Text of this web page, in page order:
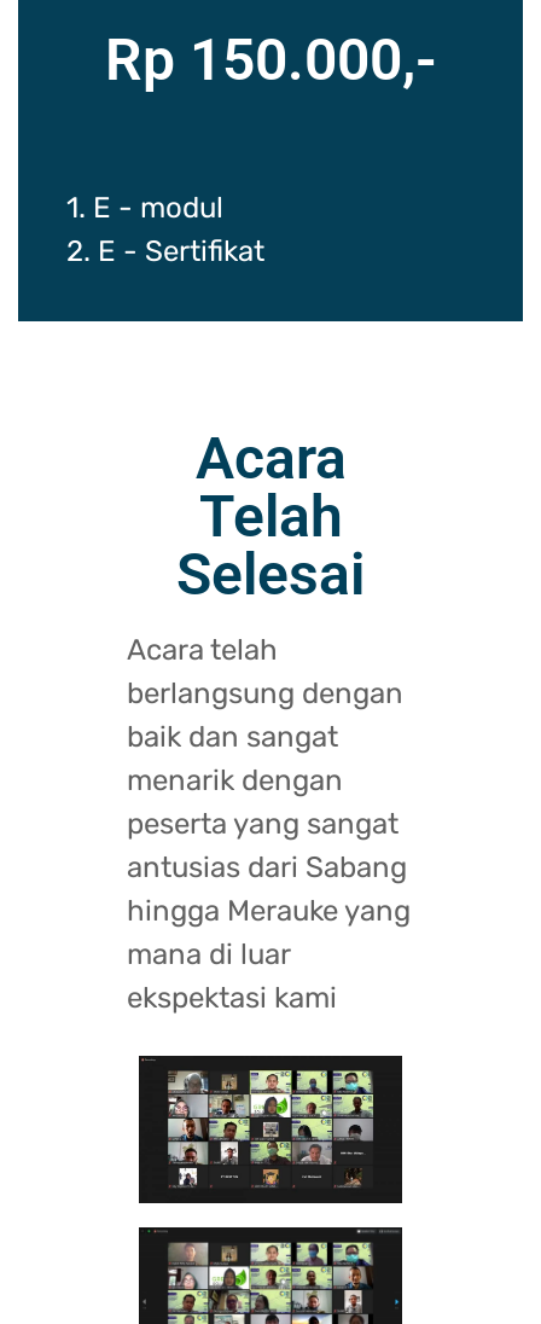
Rp 150.000,-
1. E - modul
2. E - Sertifikat
Acara
Telah
Selesai
Acara telah
berlangsung dengan
baik dan sangat
menarik dengan
peserta yang sangat
antusias dari Sabang
hingga Merauke yang
mana di luar
ekspektasi kami